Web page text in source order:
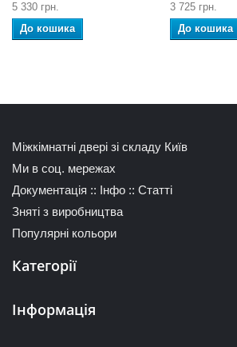
5 330 грн.
До кошика
3 725 грн.
До кошика
Міжкімнатні двері зі складу Київ
Ми в соц. мережах
Документація :: Інфо :: Статті
Зняті з виробництва
Популярні кольори
Категорії
Інформація